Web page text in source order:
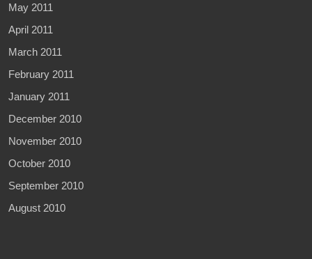
May 2011
April 2011
March 2011
February 2011
January 2011
December 2010
November 2010
October 2010
September 2010
August 2010